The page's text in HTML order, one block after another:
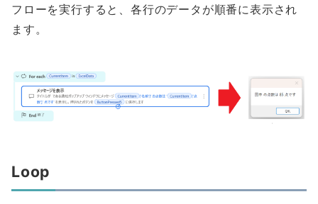
フローを実行すると、各行のデータが順番に表示され
ます。
Loop